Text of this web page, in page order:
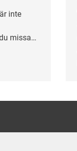
missat